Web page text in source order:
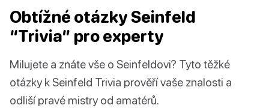
Obtížné otázky Seinfeld
“Trivia” pro experty
Milujete a znáte vše o Seinfeldovi? Tyto těžké
otázky k Seinfeld Trivia prověří vaše znalosti a
odliší pravé mistry od amatérů.